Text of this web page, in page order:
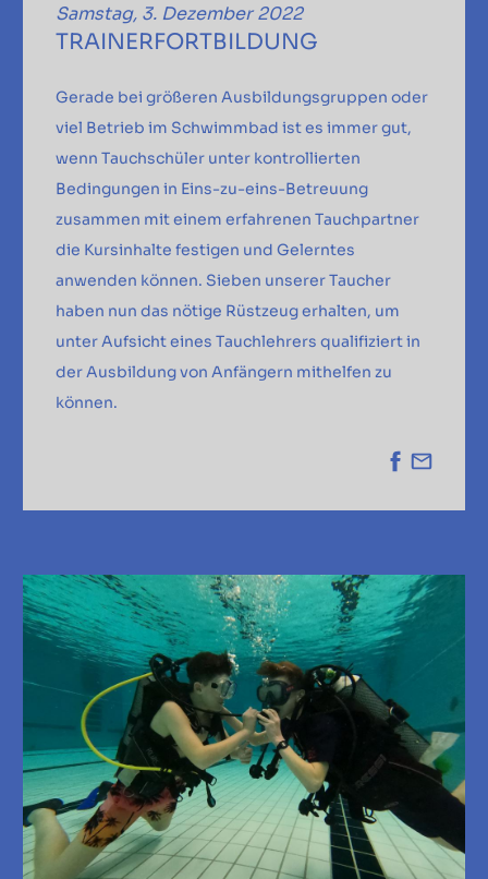
Samstag, 3. Dezember 2022
TRAINERFORTBILDUNG
Gerade bei größeren Ausbildungsgruppen oder
viel Betrieb im Schwimmbad ist es immer gut,
wenn Tauchschüler unter kontrollierten
Bedingungen in Eins-zu-eins-Betreuung
zusammen mit einem erfahrenen Tauchpartner
die Kursinhalte festigen und Gelerntes
anwenden können. Sieben unserer Taucher
haben nun das nötige Rüstzeug erhalten, um
unter Aufsicht eines Tauchlehrers qualifiziert in
der Ausbildung von Anfängern mithelfen zu
können.